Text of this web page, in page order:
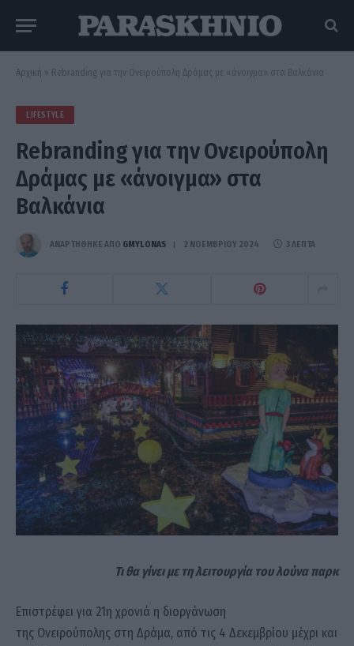
Αρχική » Rebranding για την Ονειρούπολη Δράμας με «άνοιγμα» στα Βαλκάνια
LIFESTYLE
Rebranding για την Ονειρούπολη
Δράμας με «άνοιγμα» στα
Βαλκάνια
ΑΝΑΡΤΗΘΗΚΕ ΑΠΟ GMYLONAS 2 ΝΟΕΜΒΡΊΟΥ 2024 3 ΛΕΠΤΆ
Τι θα γίνει με τη λειτουργία του λούνα παρκ
Επιστρέφει για 21η χρονιά η διοργάνωση
της Ονειρούπολης στη Δράμα, από τις 4 Δεκεμβρίου μέχρι και